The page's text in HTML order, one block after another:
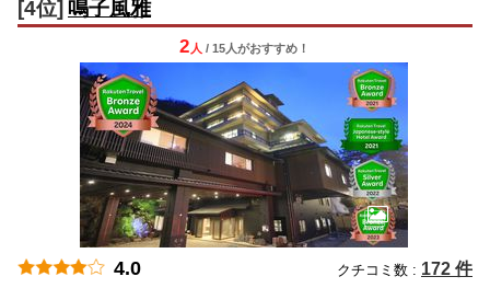
[4位] 鳴子風雅
2 人 / 15人がおすすめ！
4.0 クチコミ数 : 172 件